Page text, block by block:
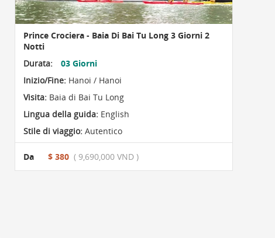
Prince Crociera - Baia Di Bai Tu Long 3 Giorni 2
Notti
Durata:
03 Giorni
Inizio/Fine:Hanoi / Hanoi
Visita:Baia di Bai Tu Long
Lingua della guida:English
Stile di viaggio:Autentico
Da $ 380 ( 9,690,000 VND )